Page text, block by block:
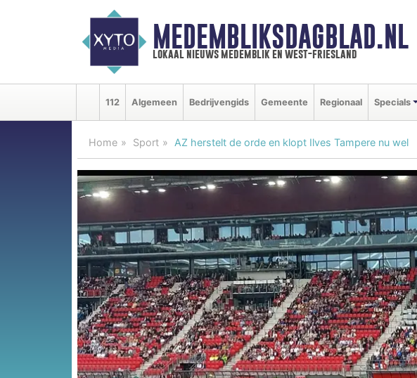
MEDEMBLIKSDAGBLAD.NL
lokaal nieuws medemblik en west-friesland
112 Algemeen Bedrijvengids Gemeente Regionaal Specials
Home Sport AZ herstelt de orde en klopt Ilves Tampere nu wel